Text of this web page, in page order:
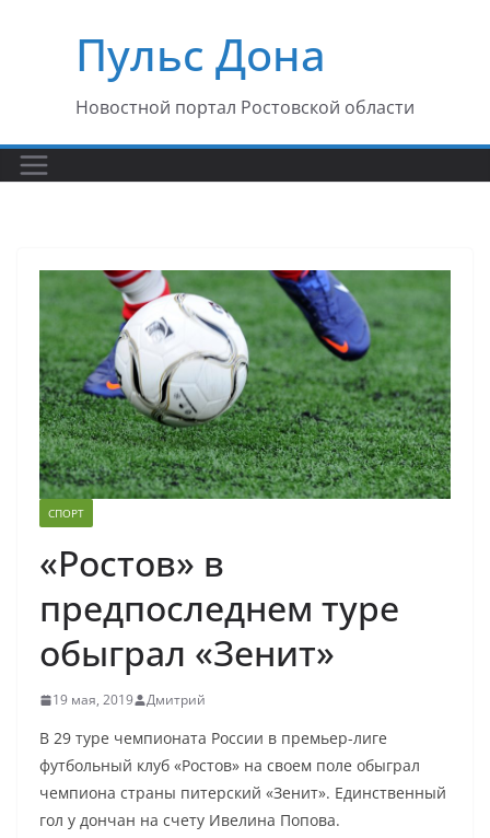
содержимомуПульс Дона
Новостной портал Ростовской области
СПОРТ
«Ростов» в
предпоследнем туре
обыграл «Зенит»
19 мая, 2019 Дмитрий
В 29 туре чемпионата России в премьер-лиге
футбольный клуб «Ростов» на своем поле обыграл
чемпиона страны питерский «Зенит». Единственный
гол у дончан на счету Ивелина Попова.